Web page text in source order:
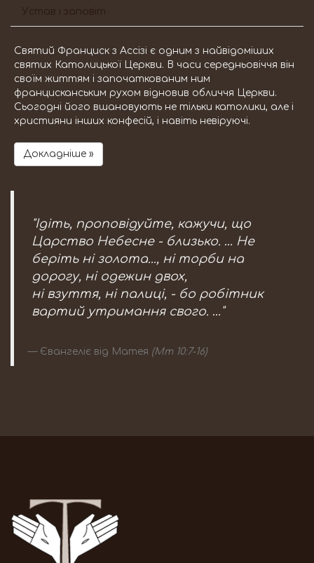
Устав і заповіт
Святий Франциск з Ассізі є одним з найвідоміших
святих Католицької Церкви. В часи середньовіччя він
своїм життям і започаткованим ним
францисканським рухом відновив обличчя Церкви.
Сьогодні його вшановують не тільки католики, але і
християни інших конфесій, і навіть невіруючі.
Докладніше »
"Ідіть, проповідуйте, кажучи, що
Царство Небесне - близько. … Не
беріть ні золота..., ні торби на
дорогу, ні одежин двох,
ні взуття, ні палиці, - бо робітник
вартий утримання свого. …"
Євангеліє від Матея (Мт 10:7-16)